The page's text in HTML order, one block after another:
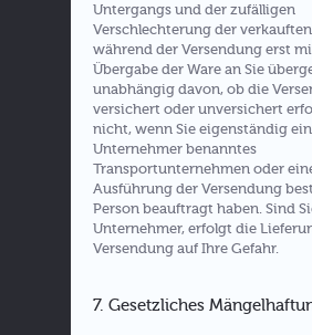
Untergangs und der zufälligen
Verschlechterung der
während der Versendung erst
Übergabe der Ware an Sie
unabhängig davon, ob die
versichert oder unversichert
nicht, wenn Sie eigenständig
Unternehmer benanntes
Transportunternehmen oder
Ausführung der Versendung
Person beauftragt haben. Sind
Unternehmer, erfolgt die
Versendung auf Ihre Gefahr.
7. Gesetzliches